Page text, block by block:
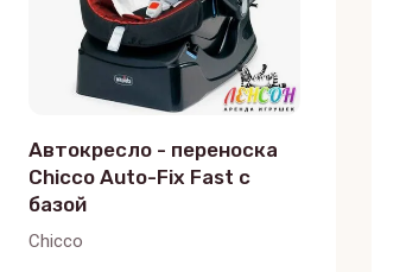
Автокресло - переноска
Chicco Auto-Fix Fast с
базой
Chicco